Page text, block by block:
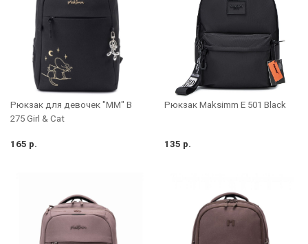
Рюкзак для девочек "MM" B
275 Girl & Cat
165 р.
Рюкзак Maksimm E 501 Black
135 р.